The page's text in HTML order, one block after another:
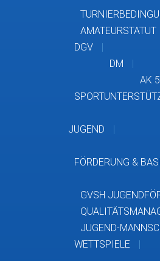
AMATEURSTATUT
DGV
DM
AK
JUGEND
FÖRDERUNG &
GVSH
JUGEND-
WETTSPIELE